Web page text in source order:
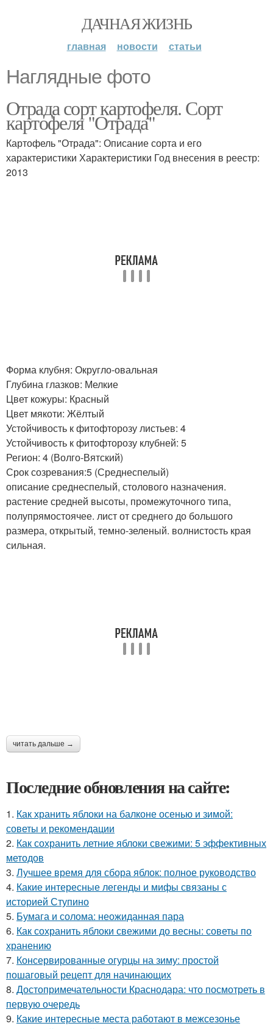
ДАЧНАЯ ЖИЗНЬ
главная новости статьи
Наглядные фото
Отрада сорт картофеля. Сорт
картофеля "Отрада"
Картофель "Отрада": Описание сорта и его
характеристики Характеристики Год внесения в реестр:
2013
Форма клубня: Округло-овальная
Глубина глазков: Мелкие
Цвет кожуры: Красный
Цвет мякоти: Жёлтый
Устойчивость к фитофторозу листьев: 4
Устойчивость к фитофторозу клубней: 5
Регион: 4 (Волго-Вятский)
Срок созревания:5 (Среднеспелый)
описание среднеспелый, столового назначения.
растение средней высоты, промежуточного типа,
полупрямостоячее. лист от среднего до большого
размера, открытый, темно-зеленый. волнистость края
сильная.
читать дальше →
Последние обновления на сайте:
1. Как хранить яблоки на балконе осенью и зимой:
советы и рекомендации
2. Как сохранить летние яблоки свежими: 5 эффективных
методов
3. Лучшее время для сбора яблок: полное руководство
4. Какие интересные легенды и мифы связаны с
историей Ступино
5. Бумага и солома: неожиданная пара
6. Как сохранить яблоки свежими до весны: советы по
хранению
7. Консервированные огурцы на зиму: простой
пошаговый рецепт для начинающих
8. Достопримечательности Краснодара: что посмотреть в
первую очередь
9. Какие интересные места работают в межсезонье